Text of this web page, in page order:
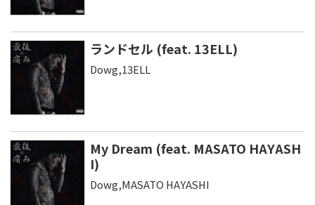
ランドセル (feat. 13ELL)
Dowg,13ELL
My Dream (feat. MASATO HAYASH
I)
Dowg,MASATO HAYASHI